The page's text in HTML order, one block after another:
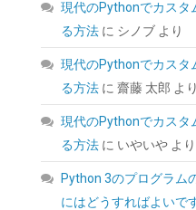
KingSpec SSD 1TB
蔵SSD 最大読込570MB/s
証3年
(5434008)
04:05 GMT +09:00 時点 - 詳細は
現代のPythonでカスタ
る方法 に シノブ より
現代のPythonでカスタ
る方法 に齋藤 太郎 より
現代のPythonでカスタ
る方法 に いやいや より
Python 3のプログラム
にはどうすればよいで